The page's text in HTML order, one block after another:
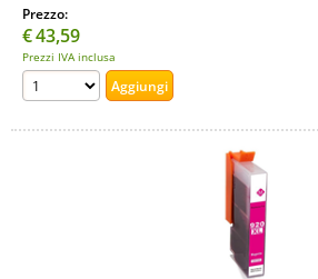
Prezzo:
€43,59
Prezzi IVA inclusa